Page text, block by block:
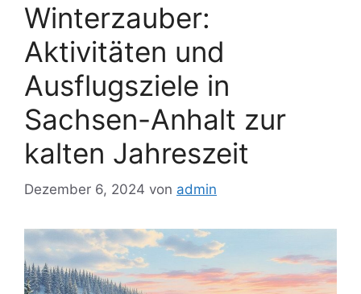
Winterzauber:
Aktivitäten und
Ausflugsziele in
Sachsen-Anhalt zur
kalten Jahreszeit
Dezember 6, 2024 von admin